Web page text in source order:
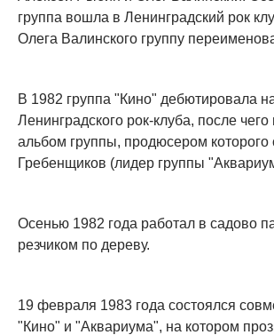
группа вошла в Ленинградский рок
Олега Валинского группу
В 1982 группа "Кино" дебютировала
Ленинградского рок-клуба, после
альбом группы, продюсером которого
Гребенщиков (лидер группы
Осенью 1982 года работал в садово
резчиком по дереву.
19 февраля 1983 года состоялся
"Кино" и "Аквариума", на котором